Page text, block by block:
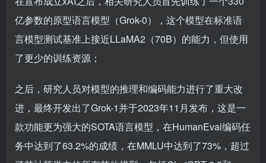
亿参数的原型语言模型（Grok-0），这个模型在标准语
言模型测试基准上接近LLaMA2（70B）的能力，但使用
了更少的训练资源；
之后，研究人员对模型的推理和编码能力进行了重大改
进，最终开发出了Grok-1并于2023年11月发布，这是一
款功能更为强大的SOTA语言模型，在HumanEval编码任
务中达到了63.2%的成绩，在MMLU中达到了73%，超过